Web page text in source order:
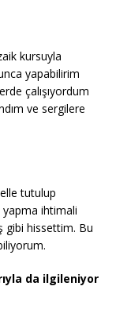
kursuyla
yapabilirim
çalışıyordum
ve sergilere
tutulup
ihtimali
gibi hissettim. Bu
da ilgileniyor